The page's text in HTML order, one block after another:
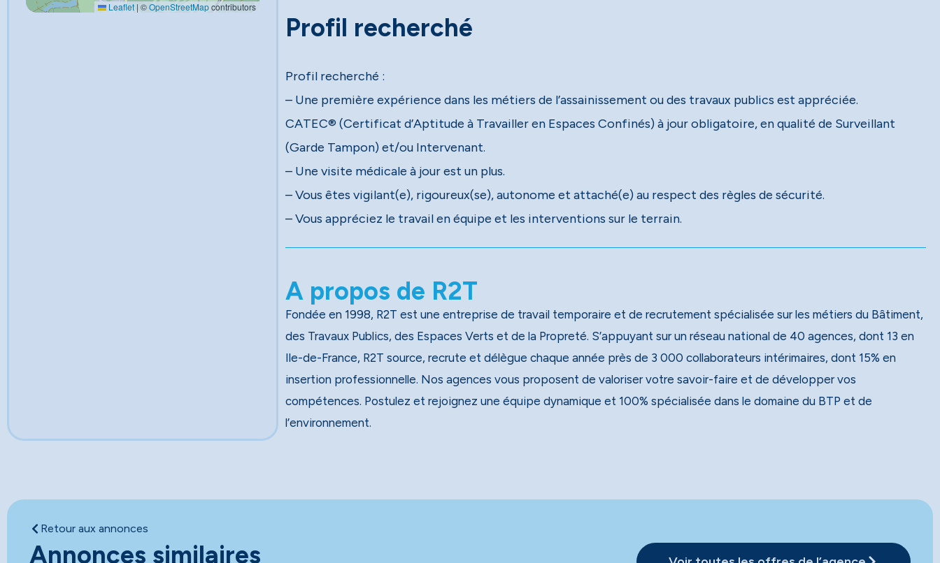
Leaflet | ©OpenStreetMapcontributors
Profil recherché
Profil recherché :
– Une première expérience dans les métiers de l’assainissement ou des travaux publics est appréciée.
CATEC® (Certificat d’Aptitude à Travailler en Espaces Confinés) à jour obligatoire, en qualité de Surveillant
(Garde Tampon) et/ou Intervenant.
– Une visite médicale à jour est un plus.
– Vous êtes vigilant(e), rigoureux(se), autonome et attaché(e) au respect des règles de sécurité.
– Vous appréciez le travail en équipe et les interventions sur le terrain.
A propos de R2T
Fondée en 1998, R2T est une entreprise de travail temporaire et de recrutement spécialisée sur les métiers du Bâtiment,
des Travaux Publics, des Espaces Verts et de la Propreté. S’appuyant sur un réseau national de 40 agences, dont 13 en
Ile-de-France, R2T source, recrute et délègue chaque année près de 3 000 collaborateurs intérimaires, dont 15% en
insertion professionnelle. Nos agences vous proposent de valoriser votre savoir-faire et de développer vos
compétences. Postulez et rejoignez une équipe dynamique et 100% spécialisée dans le domaine du BTP et de
l’environnement.
Retour aux annonces
Annonces similaires